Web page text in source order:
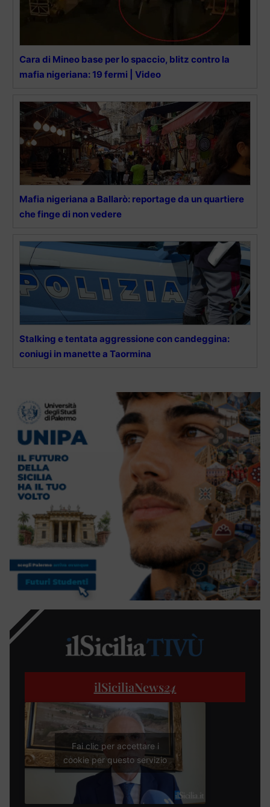
Cara di Mineo base per lo spaccio, blitz contro la
mafia nigeriana: 19 fermi | Video
Mafia nigeriana a Ballarò: reportage da un quartiere
che finge di non vedere
Stalking e tentata aggressione con candeggina:
coniugi in manette a Taormina
ilSiciliaNews24
Fai clic per accettare i
cookie per questo servizio